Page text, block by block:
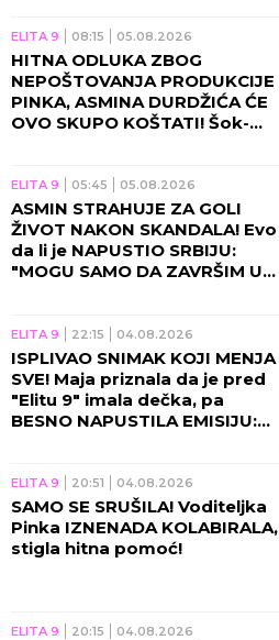
ELITA 9 08:15 05.08.2026
HITNA ODLUKA ZBOG
NEPOŠTOVANJA PRODUKCIJE
PINKA, ASMINA DURDŽIĆA ĆE
OVO SKUPO KOŠTATI! Šok-
ELITA 9 05:45 05.08.2026
ASMIN STRAHUJE ZA GOLI
ŽIVOT NAKON SKANDALA! Evo
da li je NAPUSTIO SRBIJU:
"MOGU SAMO DA ZAVRŠIM U
ELITA 9 22:15 04.08.2026
ISPLIVAO SNIMAK KOJI MENJA
SVE! Maja priznala da je pred
"Elitu 9" imala dečka, pa
BESNO NAPUSTILA EMISIJU:
ELITA 9 20:51 04.08.2026
SAMO SE SRUŠILA! Voditeljka
Pinka IZNENADA KOLABIRALA,
stigla hitna pomoć!
ELITA 9 20:15 04.08.2026